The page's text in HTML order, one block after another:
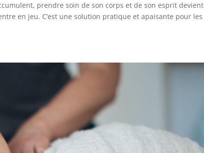
prendre soin de son corps et de son esprit devient
en jeu. C’est une solution pratique et apaisante pour les